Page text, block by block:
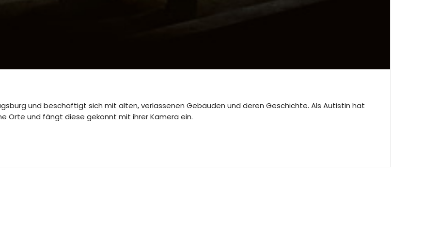
und beschäftigt sich mit alten, verlassenen Gebäuden und deren Geschichte. Als Autistin hat
Orte und fängt diese gekonnt mit ihrer Kamera ein.